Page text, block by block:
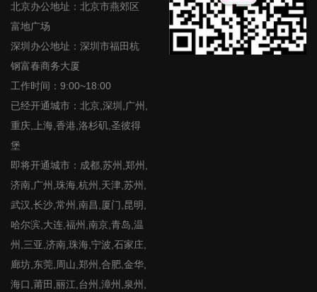
北京办公地址：北京市燕郊区
富地广场
深圳办公地址：深圳市福田杭
钢富春商务大厦
工作时间：9:00~18:00
已经开通城市：北京,深圳,广州,
重庆,上海,香港,洛杉矶,圣彼得
堡
即将开通城市：成都,苏州,郑州,
济南,广州,珠海,杭州,天津,苏州,
武汉,长沙,常州,南昌,厦门,昆明,
哈尔滨,大连,福州,南京,青岛,温
州,三亚,济南,珠海,宁波,石家庄,
廊坊,东莞,周山,郑州,合肥,金华,
海口,莆田,丽江,台州,漳州,泉州,